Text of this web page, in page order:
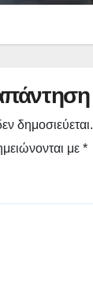
δημοσιεύεται.
με *